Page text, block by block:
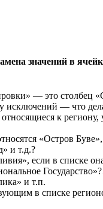
значений в
— это столбец
исключений — что
к региону,
«Остров
и т.д.?
если в списке
и т.п.
в списке